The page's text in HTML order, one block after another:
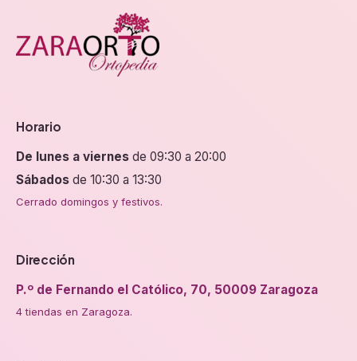
Horario
De lunes a viernes de 09:30 a 20:00
Sábados de 10:30 a 13:30
Cerrado domingos y festivos.
Dirección
P.º de Fernando el Católico, 70, 50009 Zaragoza
4 tiendas en Zaragoza.